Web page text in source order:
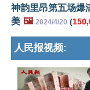
神韵里昂第五场爆
美 🖼️ 2024/4/20 (
人民报视频: